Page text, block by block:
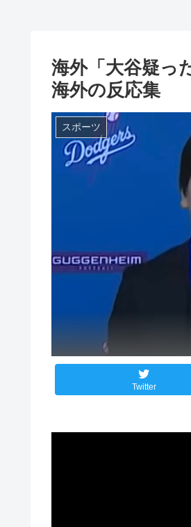
海外「大谷疑っ
海外の反応集
スポーツ
Twitter